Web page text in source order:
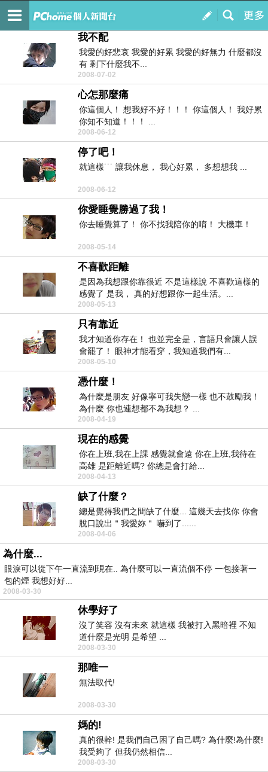
我的
訂閱
我們牽著手走下去
我不配
我愛的好悲哀 我愛的好累 我愛的好無力 什麼都沒
有 剩下什麼我不...
2008-07-02
心怎那麼痛
你這個人！ 想我好不好！！！ 你這個人！ 我好累
你知不知道！！！ ...
2008-06-12
停了吧！
就這樣˙˙˙ 讓我休息， 我心好累， 多想想我 ...
2008-06-12
你愛睡覺勝過了我！
你去睡覺算了！ 你不找我陪你的唷！ 大機車！
2008-05-14
不喜歡距離
是因為我想跟你靠很近 不是這樣說 不喜歡這樣的
感覺了 是我， 真的好想跟你一起生活。...
2008-05-13
只有靠近
我才知道你存在！ 也並完全是，言語只會讓人誤
會罷了！ 眼神才能看穿，我知道我們有...
2008-05-10
憑什麼！
為什麼是朋友 好像寧可我失戀一樣 也不鼓勵我！
為什麼 你也連想都不為我想？ ...
2008-04-19
現在的感覺
你在上班,我在上課 感覺就會遠 你在上班,我待在
高雄 是距離近嗎? 你總是會打給...
2008-04-13
缺了什麼？
總是覺得我們之間缺了什麼... 這幾天去找你 你會
脫口說出＂我愛妳＂ 嚇到了......
2008-04-06
為什麼...
眼淚可以從下午一直流到現在.. 為什麼可以一直流個不停 一包接著一
包的煙 我想好好...
2008-03-30
休學好了
沒了笑容 沒有未來 就這樣 我被打入黑暗裡 不知
道什麼是光明 是希望 ...
2008-03-30
那唯一
無法取代!
2008-03-30
媽的!
真的很幹! 是我們自己困了自己嗎? 為什麼!為什麼!
我受夠了 但我仍然相信...
2008-03-30